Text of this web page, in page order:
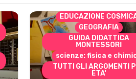
DOWNLOAD
EDUCAZIONE
GEOGRAFIA
GUIDA DIDATTICA
MONTESSORI
scienze: fisica e
TUTTI GLI ARGOMENTI
ETA'